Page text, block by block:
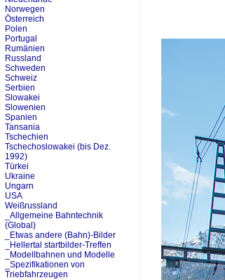
Norwegen
Österreich
Polen
Portugal
Rumänien
Russland
Schweden
Schweiz
Serbien
Slowakei
Slowenien
Spanien
Tansania
Tschechien
Tschechoslowakei (bis Dez.
1992)
Türkei
Ukraine
Ungarn
USA
Weißrussland
_Allgemeine Bahntechnik
(Global)
_Etwas andere (Bahn)-Bilder
_Hellertal startbilder-Treffen
_Modellbahnen und Modelle
_Spezifikationen von
Triebfahrzeugen